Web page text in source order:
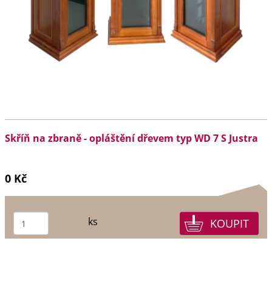
Skříň na zbraně - opláštění dřevem typ WD 7 S Justra
0 Kč
ks